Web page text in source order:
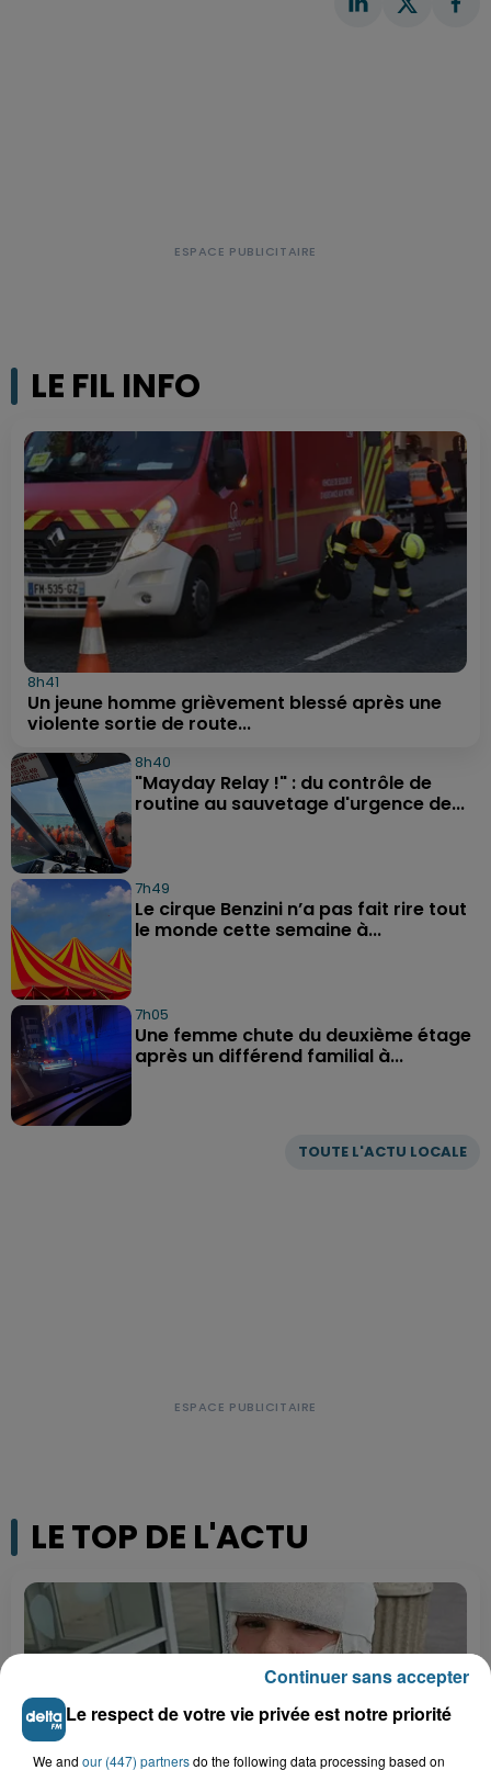
LE FIL INFO
TOUTE L'ACTU LOCALE
8h41
Un jeune homme grièvement blessé après une
violente sortie de route...
8h40
"Mayday Relay !" : du contrôle de
routine au sauvetage d'urgence de...
7h49
Le cirque Benzini n’a pas fait rire tout
le monde cette semaine à...
7h05
Une femme chute du deuxième étage
après un différend familial à...
LE TOP DE L'ACTU
Le respect de votre vie privée est notre priorité
We and our (447) partnersdo the following data processing based on
Continuer sans accepter